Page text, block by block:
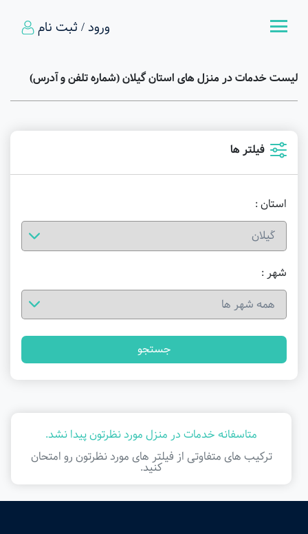
ورود / ثبت نام
لیست خدمات در منزل های استان گیلان (شماره تلفن و آدرس)
فیلتر ها
استان :
شهر :
جستجو
متاسفانه خدمات در منزل مورد نظرتون پیدا نشد.
ترکیب های متفاوتی از فیلتر ‌های مورد نظرتون رو امتحان
کنید.